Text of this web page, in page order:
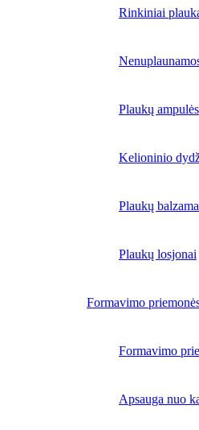
Rinkiniai
Plaukų ampulės
Kelioninio
Plaukų
Plaukų losjonai
Formavimo
Formavimo
Apsauga nuo